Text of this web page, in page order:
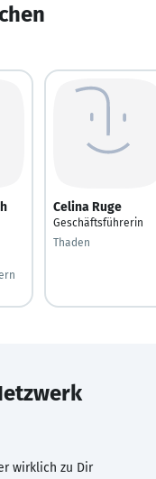
Celina Ruge
Geschäftsführerin
Thaden
wirklich zu Dir